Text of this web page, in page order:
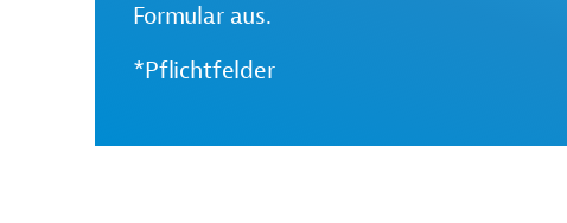
Formular aus.
*Pflichtfelder